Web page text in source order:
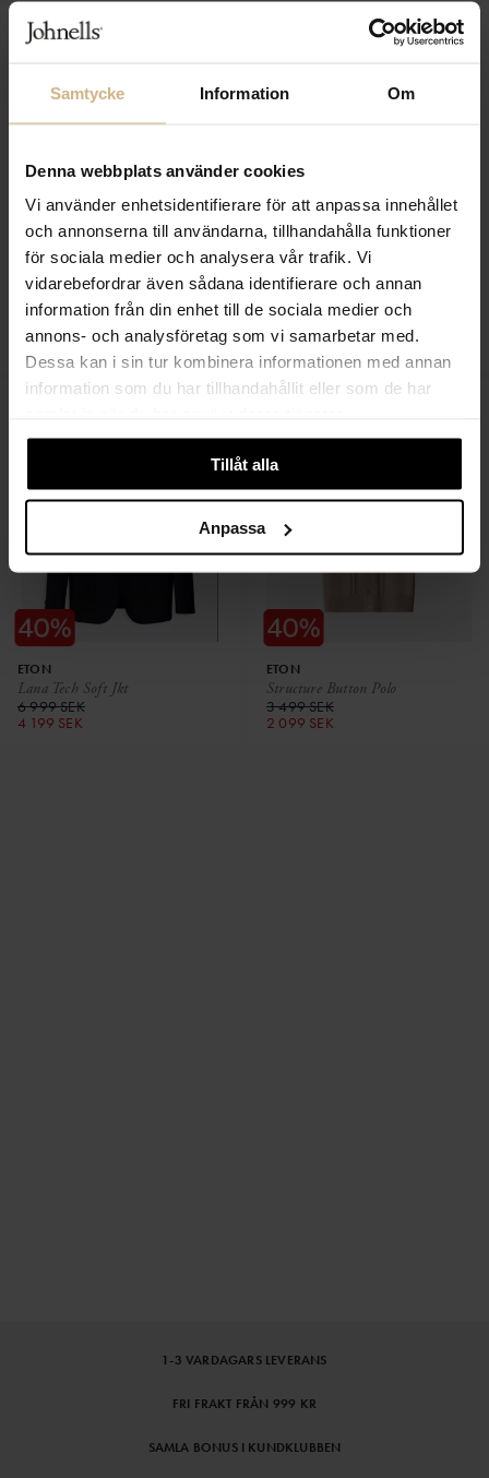
Samtycke Information Om
Denna webbplats använder cookies
Vi använder enhetsidentifierare för att anpassa innehållet
och annonserna till användarna, tillhandahålla funktioner
för sociala medier och analysera vår trafik. Vi
vidarebefordrar även sådana identifierare och annan
information från din enhet till de sociala medier och
annons- och analysföretag som vi samarbetar med.
Dessa kan i sin tur kombinera informationen med annan
information som du har tillhandahållit eller som de har
Tillåt alla
Anpassa
Crew Neck Knit T-Shirt
ETON
2 499 SEK
1 499 SEK
Cotton Linen Knit Polo
ETON
2 999 SEK
1 799 SEK
Lana Tech Soft Jkt
ETON
6 999 SEK
4 199 SEK
Structure Button Polo
ETON
3 499 SEK
2 099 SEK
1-3 VARDAGARS LEVERANS
FRI FRAKT FRÅN 999 KR
SAMLA BONUS I KUNDKLUBBEN